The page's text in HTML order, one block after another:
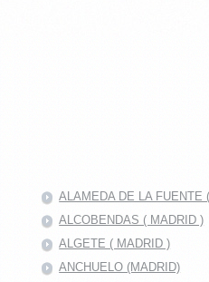
ALAMEDA DE LA FUENTE
ALCOBENDAS ( MADRID )
ALGETE ( MADRID )
ANCHUELO (MADRID)